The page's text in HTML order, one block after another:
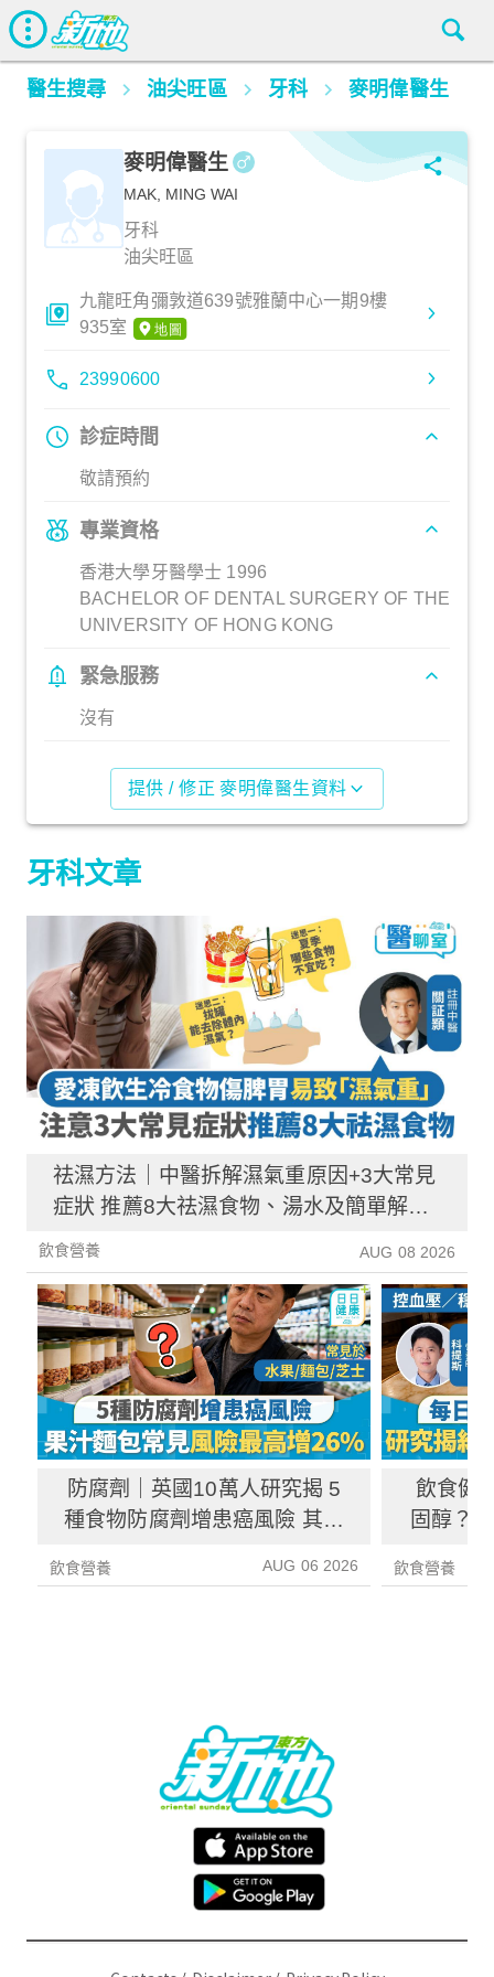
醫生搜尋 油尖旺區 牙科 麥明偉醫生
麥明偉醫生
MAK, MING WAI
牙科
油尖旺區
九龍旺角彌敦道639號雅蘭中心一期9樓
935室
23990600
診症時間
敬請預約
專業資格
香港大學牙醫學士 1996
BACHELOR OF DENTAL SURGERY OF THE
UNIVERSITY OF HONG KONG
緊急服務
沒有
提供 / 修正 麥明偉醫生資料
牙科文章
祛濕方法｜中醫拆解濕氣重原因+3大常見
症狀 推薦8大祛濕食物、湯水及簡單解決
方法！
飲食營養 AUG 08 2026
防腐劑｜英國10萬人研究揭 5
種食物防腐劑增患癌風險 其中
飲食營養 AUG 06 2026
飲食健
固醇？
飲食營養